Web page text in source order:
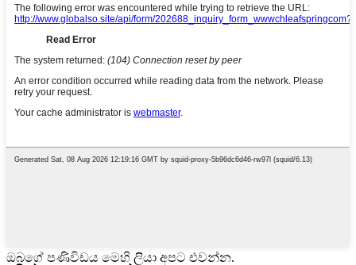
ඔබගේ පණිවිඩය මෙහි ලියා අපට එවන්න.